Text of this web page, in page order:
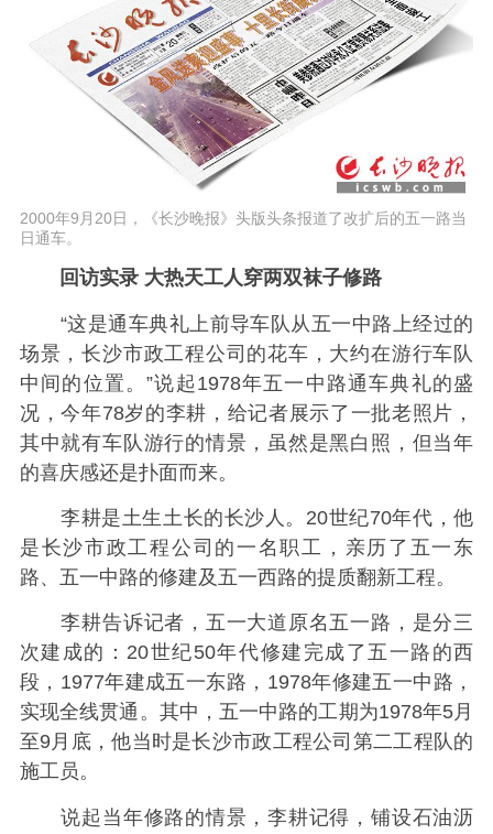
2000年9月20日，《长沙晚报》头版头条报道了改扩后的五一路当
日通车。
回访实录 大热天工人穿两双袜子修路
“这是通车典礼上前导车队从五一中路上经过的
场景，长沙市政工程公司的花车，大约在游行车队
中间的位置。”说起1978年五一中路通车典礼的盛
况，今年78岁的李耕，给记者展示了一批老照片，
其中就有车队游行的情景，虽然是黑白照，但当年
的喜庆感还是扑面而来。
李耕是土生土长的长沙人。20世纪70年代，他
是长沙市政工程公司的一名职工，亲历了五一东
路、五一中路的修建及五一西路的提质翻新工程。
李耕告诉记者，五一大道原名五一路，是分三
次建成的：20世纪50年代修建完成了五一路的西
段，1977年建成五一东路，1978年修建五一中路，
实现全线贯通。其中，五一中路的工期为1978年5月
至9月底，他当时是长沙市政工程公司第二工程队的
施工员。
说起当年修路的情景，李耕记得，铺设石油沥